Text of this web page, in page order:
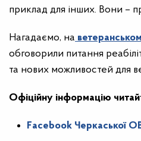
приклад для інших. Вони –
Нагадаємо, на
обговорили питання
та нових можливостей для
Офіційну інформацію
Facebook Черкаської